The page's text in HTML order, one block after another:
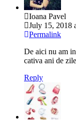
Ioana Pavel
July 15, 2018
Permalink
De aici nu am
cativa ani de
Reply